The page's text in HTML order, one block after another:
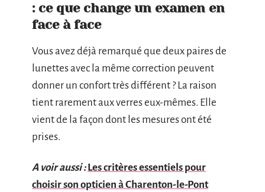
: ce que change un examen en
face à face
Vous avez déjà remarqué que deux paires de
lunettes avec la même correction peuvent
donner un confort très différent ? La raison
tient rarement aux verres eux-mêmes. Elle
vient de la façon dont les mesures ont été
prises.
A voir aussi : Les critères essentiels pour
choisir son opticien à Charenton-le-Pont